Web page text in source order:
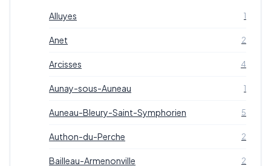
Alluyes 1
Anet 2
Arcisses 4
Aunay-sous-Auneau 1
Auneau-Bleury-Saint-Symphorien 5
Authon-du-Perche 2
Bailleau-Armenonville 2